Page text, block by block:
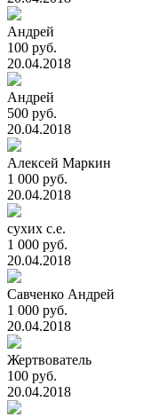
Андрей
100 руб.
20.04.2018
Андрей
500 руб.
20.04.2018
Алексей Маркин
1 000 руб.
20.04.2018
сухих с.е.
1 000 руб.
20.04.2018
Савченко Андрей
1 000 руб.
20.04.2018
Жертвователь
100 руб.
20.04.2018